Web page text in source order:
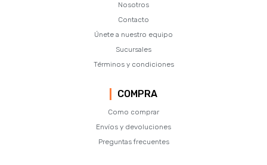
Nosotros
Contacto
Únete a nuestro equipo
Sucursales
Términos y condiciones
COMPRA
Como comprar
Envíos y devoluciones
Preguntas frecuentes